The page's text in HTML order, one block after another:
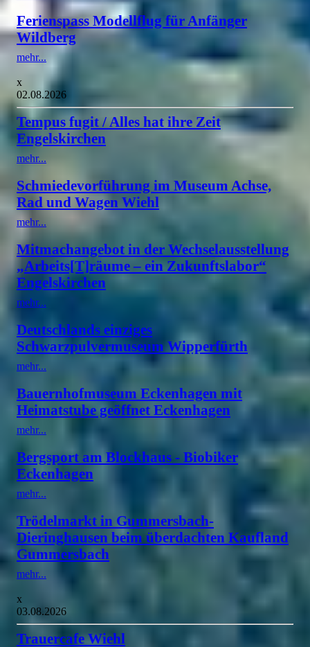
Ferienspass Modellflug für Anfänger
Wildberg
mehr...
x
02.08.2026
Tempus fugit / Alles hat ihre Zeit
Engelskirchen
mehr...
Schmiedevorführung im Museum Achse,
Rad und Wagen Wiehl
mehr...
Mitmachangebot in der Wechselausstellung
„Arbeits[T]räume – ein Zukunftslabor“
Engelskirchen
mehr...
Deutschlands einziges
Schwarzpulvermuseum Wipperfürth
mehr...
Bauernhofmuseum Eckenhagen mit
Heimatstube geöffnet Eckenhagen
mehr...
Bergsport am Blockhaus - Biobiker
Eckenhagen
mehr...
Trödelmarkt in Gummersbach-
Dieringhausen beim überdachten Kaufland
Gummersbach
mehr...
x
03.08.2026
Trauercafe Wiehl